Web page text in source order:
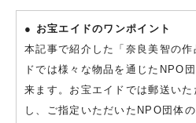
● お宝エイドのワンポイント
本記事で紹介した「奈良美智の
ドでは様々な物品を通じたNPO
来ます。お宝エイドでは郵送い
し、ご指定いただいたNPO団体